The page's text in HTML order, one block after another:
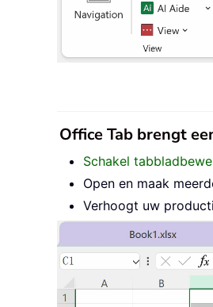
Office Tab brengt
Schakel
Open en maak
Verhoogt uw